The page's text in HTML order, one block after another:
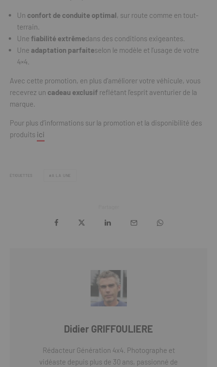
Un confort de conduite optimal, sur route comme en tout-
terrain.
Une fiabilité extrêmedans des conditions exigeantes.
Une adaptation parfaiteselon le modèle et l’usage de votre
4×4.
Avec cette promotion, en plus d’améliorer votre véhicule, vous
recevrez un cadeau exclusif reflétant l’esprit aventurier de la
marque.
Pour plus d’informations sur la promotion et la disponibilité des
produits ici
ÉTIQUETTES A LA UNE
Didier GRIFFOULIERE
Rédacteur Génération 4x4. Photographe et
vidéaste depuis plus de 30 ans, passionné de